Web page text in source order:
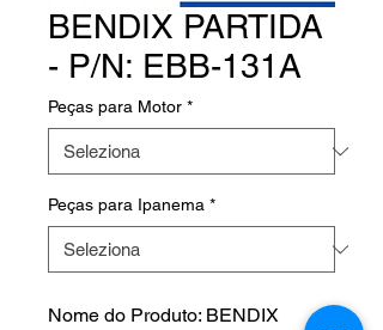
BENDIX PARTIDA
- P/N: EBB-131A
Peças para Motor *
Peças para Ipanema *
Nome do Produto: BENDIX